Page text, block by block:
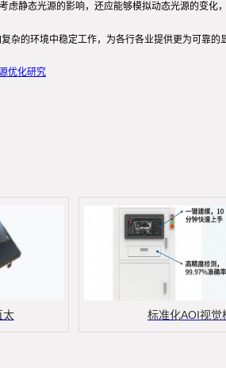
静态光源的影响，还应能够模拟动态光源的变化
的环境中稳定工作，为各行各业提供更为可靠的
优化研究
太 标准化AOI视觉